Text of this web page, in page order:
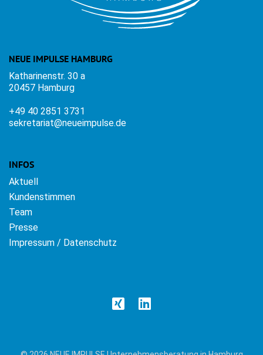
NEUE IMPULSE HAMBURG
Katharinenstr. 30 a
20457 Hamburg
+49 40 2851 3731
sekretariat@neueimpulse.de
INFOS
Aktuell
Kundenstimmen
Team
Presse
Impressum / Datenschutz